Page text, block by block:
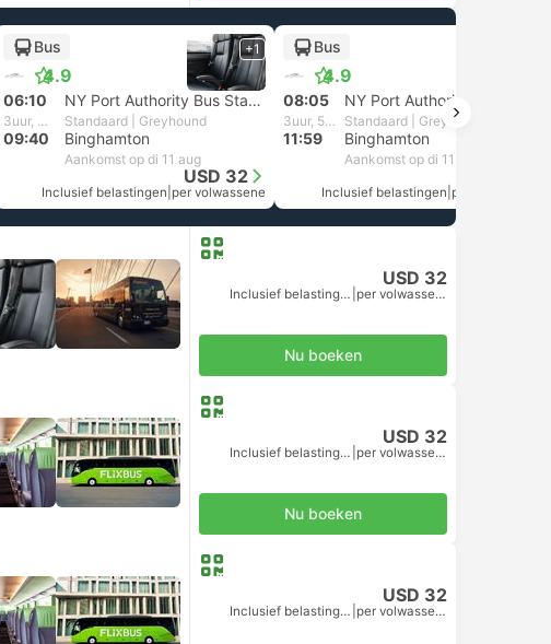
Bus
4.9
+1
06:10 NY Port Authority Bus Station, New York
3uur, 30m Standaard | Greyhound
09:40 Binghamton
Aankomst op di 11 aug
USD 32
Inclusief belastingen per volwassene
Bus
4.9
08:05
3uur, 54m Standaard | Greyhound
11:59 Binghamton
Aankomst op di 11 aug
Inclusief belastingen per volwassene
USD 32
Inclusief belastingen per volwassene
Nu boeken
USD 32
Inclusief belastingen per volwassene
Nu boeken
USD 32
Inclusief belastingen per volwassene